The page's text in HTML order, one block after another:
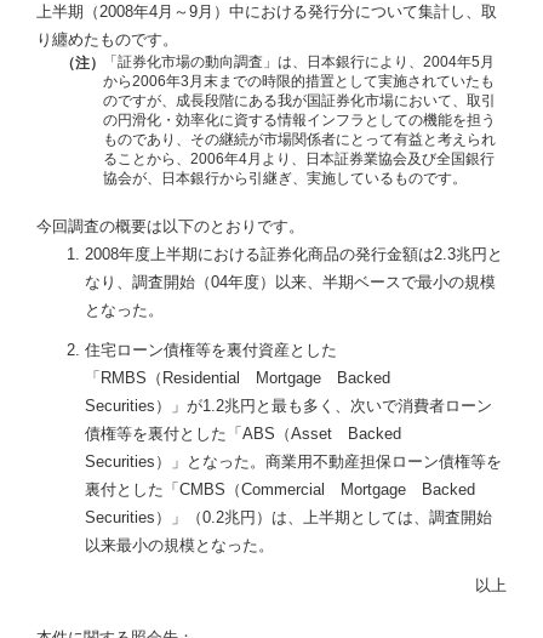
上半期（2008年4月～9月）中における発行分について集計し、取
り纏めたものです。
（注）
「証券化市場の動向調査」は、日本銀行により、2004年5月
から2006年3月末までの時限的措置として実施されていたも
のですが、成長段階にある我が国証券化市場において、取引
の円滑化・効率化に資する情報インフラとしての機能を担う
ものであり、その継続が市場関係者にとって有益と考えられ
ることから、2006年4月より、日本証券業協会及び全国銀行
協会が、日本銀行から引継ぎ、実施しているものです。
今回調査の概要は以下のとおりです。
2008年度上半期における証券化商品の発行金額は2.3兆円と
なり、調査開始（04年度）以来、半期ベースで最小の規模
となった。
住宅ローン債権等を裏付資産とした
「RMBS（Residential Mortgage Backed
Securities）」が1.2兆円と最も多く、次いで消費者ローン
債権等を裏付とした「ABS（Asset Backed
Securities）」となった。商業用不動産担保ローン債権等を
裏付とした「CMBS（Commercial Mortgage Backed
Securities）」（0.2兆円）は、上半期としては、調査開始
以来最小の規模となった。
以上